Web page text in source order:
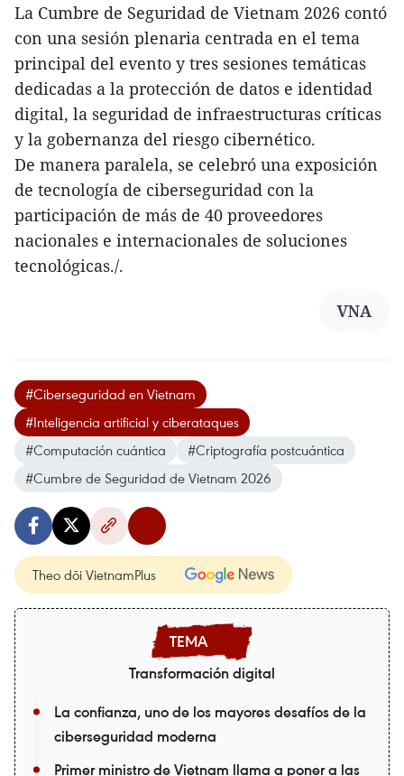
La Cumbre de Seguridad de Vietnam 2026 contó
con una sesión plenaria centrada en el tema
principal del evento y tres sesiones temáticas
dedicadas a la protección de datos e identidad
digital, la seguridad de infraestructuras críticas
y la gobernanza del riesgo cibernético.
De manera paralela, se celebró una exposición
de tecnología de ciberseguridad con la
participación de más de 40 proveedores
nacionales e internacionales de soluciones
tecnológicas./.
VNA
#Ciberseguridad en Vietnam
#Inteligencia artificial y ciberataques
#Computación cuántica
#Criptografía postcuántica
#Cumbre de Seguridad de Vietnam 2026
Theo dõi VietnamPlus
Transformación digital
La confianza, uno de los mayores desafíos de la
ciberseguridad moderna
Primer ministro de Vietnam llama a poner a las